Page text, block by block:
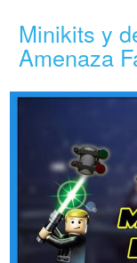
Minikits y
Amenaza